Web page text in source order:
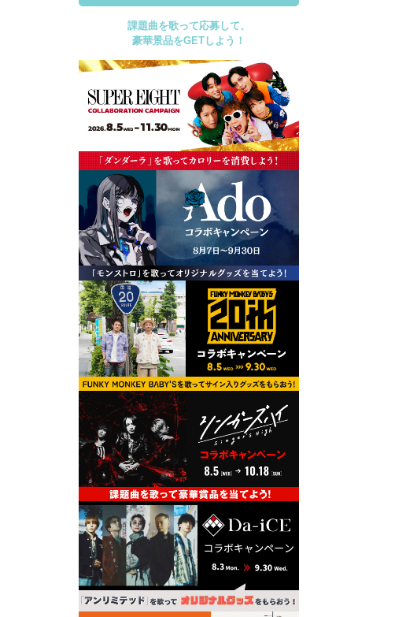
課題曲を歌って応募して、
豪華景品をGETしよう！